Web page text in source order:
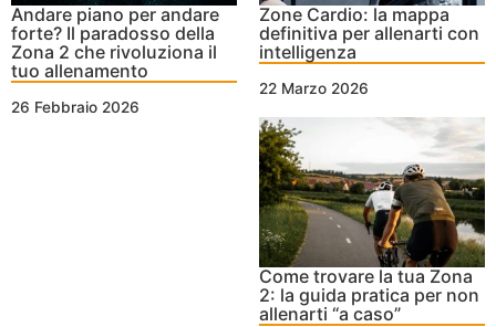
Andare piano per andare
forte? Il paradosso della
Zona 2 che rivoluziona il
tuo allenamento
26 Febbraio 2026
Zone Cardio: la mappa
definitiva per allenarti con
intelligenza
22 Marzo 2026
Come trovare la tua Zona
2: la guida pratica per non
allenarti “a caso”